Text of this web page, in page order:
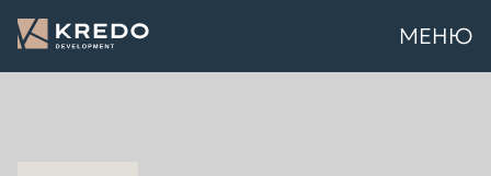
МЕНЮ